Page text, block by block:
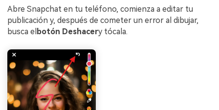
Abre Snapchat en tu teléfono, comienza a editar tu
publicación y, después de cometer un error al dibujar,
busca el botón Deshacery tócala.